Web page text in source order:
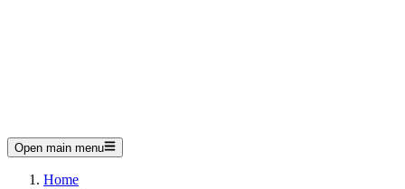
Open main menu
Home